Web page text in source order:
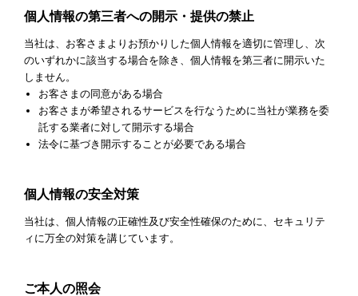
個人情報の第三者への開示・提供の禁止
当社は、お客さまよりお預かりした個人情報を適切に管理し、次
のいずれかに該当する場合を除き、個人情報を第三者に開示いた
しません。
お客さまの同意がある場合
お客さまが希望されるサービスを行なうために当社が業務を委
託する業者に対して開示する場合
法令に基づき開示することが必要である場合
個人情報の安全対策
当社は、個人情報の正確性及び安全性確保のために、セキュリテ
ィに万全の対策を講じています。
ご本人の照会